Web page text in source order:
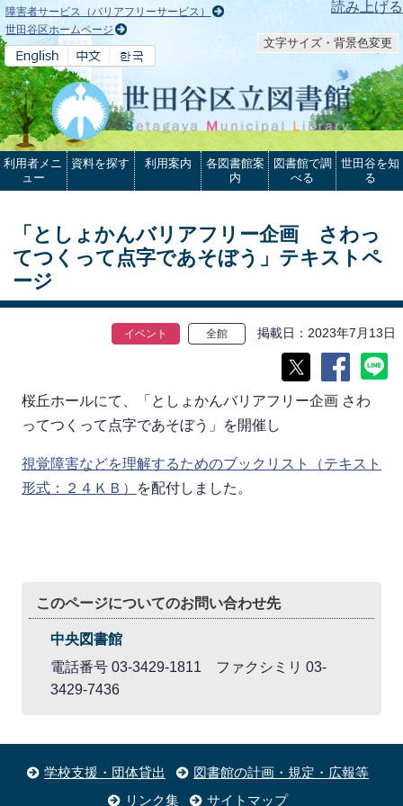
本文へ 読み上げる
障害者サービス（バリアフリーサービス）
世田谷区ホームページ
文字サイズ・背景色変更
利用者メニ
ュー
資料を探す 利用案内
各図書館案
内
図書館で調
べる
世田谷を知
る
「としょかんバリアフリー企画 さわっ
てつくって点字であそぼう」テキストペ
ージ
イベント 全館 掲載日 2023年7月13日
桜丘ホールにて、「としょかんバリアフリー企画 さわ
ってつくって点字であそぼう」を開催し
視覚障害などを理解するためのブックリスト（テキスト
形式：２４ＫＢ）
を配付しました。
このページについてのお問い合わせ先
中央図書館
電話番号 03-3429-1811 ファクシミリ 03-
3429-7436
学校支援・団体貸出
図書館の計画・規定・広報等
リンク集
サイトマップ